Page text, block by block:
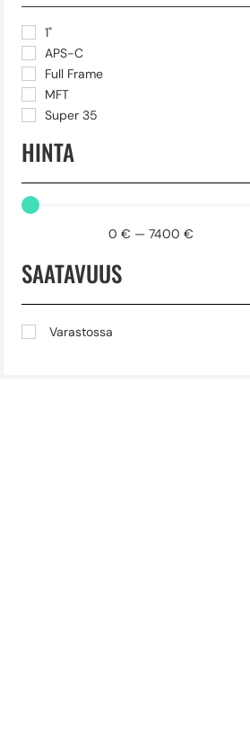
1"
APS-C
Full Frame
MFT
Super 35
HINTA
0 € — 7400 €
SAATAVUUS
Varastossa